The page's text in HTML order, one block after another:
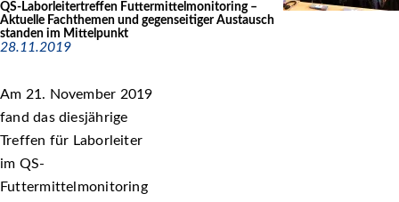
QS-Laborleitertreffen Futtermittelmonitoring –
Aktuelle Fachthemen und gegenseitiger Austausch
standen im Mittelpunkt
28.11.2019
Am 21. November 2019
fand das diesjährige
Treffen für Laborleiter
im QS-
Futtermittelmonitoring